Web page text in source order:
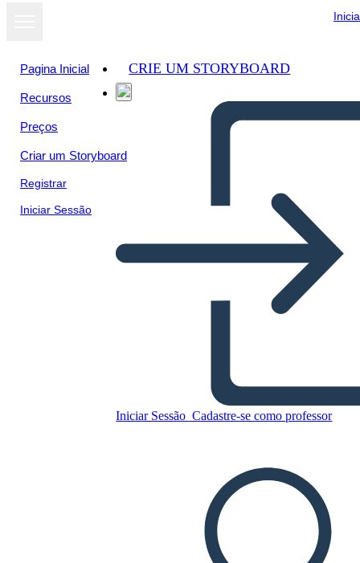
Pagina Inicial
Recursos
Preços
Criar um Storyboard
Registrar
Iniciar Sessão
CRIE UM STORYBOARD
Iniciar Sessão Cadastre-se como professor
Szöveg Bizonyíték
Copie este storyboard
REPRODUZIR APRESENTAÇÃO DE SLIDES
LEIA PRA MIM